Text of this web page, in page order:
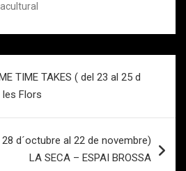
TIME TAKES ( del 23 al 25 d
les Flors
28 d´octubre al 22 de novembre)
LA SECA – ESPAI BROSSA